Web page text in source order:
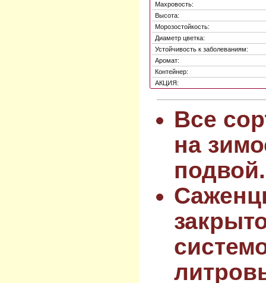
Махровость:
Высота:
Морозостойкость:
Диаметр цветка:
Устойчивость к заболеваниям:
Аромат:
Контейнер:
АКЦИЯ:
Все
на
подвой.